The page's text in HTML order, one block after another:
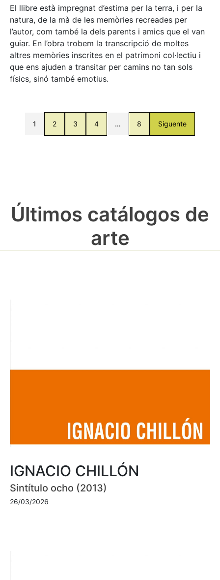
El llibre està impregnat d’estima per la terra, i per la
natura, de la mà de les memòries recreades per
l’autor, com també la dels parents i amics que el van
guiar. En l’obra trobem la transcripció de moltes
altres memòries inscrites en el patrimoni col·lectiu i
que ens ajuden a transitar per camins no tan sols
físics, sinó també emotius.
1 2 3 4 … 8 Siguente
Últimos catálogos de
arte
IGNACIO CHILLÓN
Sintítulo ocho (2013)
26/03/2026